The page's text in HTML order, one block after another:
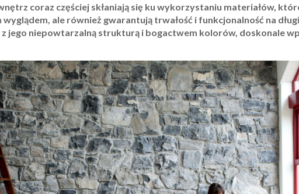
coraz częściej skłaniają się ku wykorzystaniu materiałów,
wyglądem, ale również gwarantują trwałość i funkcjonalność na
z jego niepowtarzalną strukturą i bogactwem kolorów, doskonale